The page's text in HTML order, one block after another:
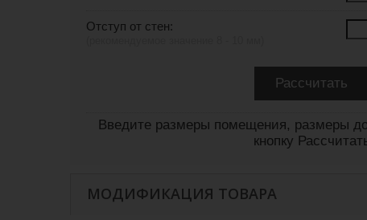
Отступ от стен:
Введите размеры помещения, размеры
кнопку
МОДИФИКАЦИЯ ТОВАРА